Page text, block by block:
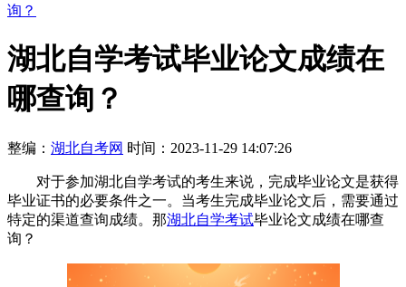
询？
湖北自学考试毕业论文成绩在
哪查询？
整编： 湖北自考网 时间：2023-11-29 14:07:26
对于参加湖北自学考试的考生来说，完成毕业论文是获得
毕业证书的必要条件之一。当考生完成毕业论文后，需要通过
特定的渠道查询成绩。那湖北自学考试毕业论文成绩在哪查
询？